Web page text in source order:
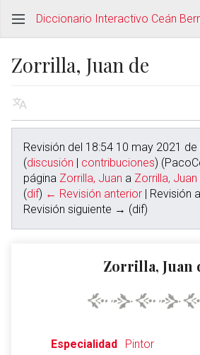
Diccionario Interactivo Ceán
Zorrilla, Juan de
Revisión del 18:54 10 may 2021 de
(discusión | contribuciones)
página Zorrilla, Juan a Zorrilla, Juan
(dif) ← Revisión anterior | Revisión
Revisión siguiente → (dif)
Zorrilla, Juan
Especialidad
Pintor